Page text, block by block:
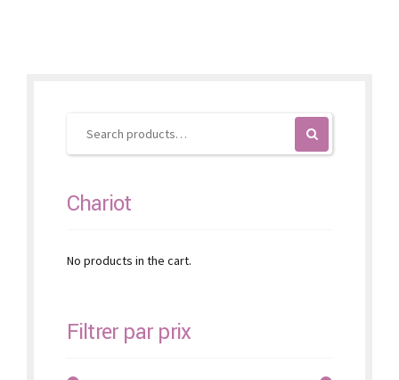
product
Chariot
No products in the cart.
Filtrer par prix